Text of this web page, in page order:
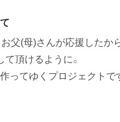
お父(母)さんが応援したか
頂けるように。
ってゆくプロジェクトで